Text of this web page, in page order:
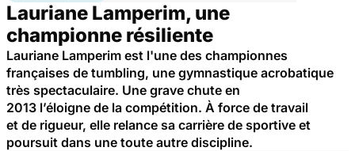
Lauriane Lamperim, une
championne résiliente
Lauriane Lamperim est l'une des championnes
françaises de tumbling, une gymnastique acrobatique
très spectaculaire. Une grave chute en
2013 l’éloigne de la compétition. À force de travail
et de rigueur, elle relance sa carrière de sportive et
poursuit dans une toute autre discipline.